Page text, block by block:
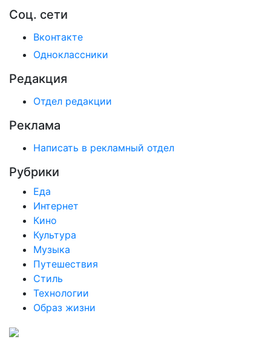
Соц. сети
Вконтакте
Одноклассники
Редакция
Отдел редакции
Реклама
Написать в рекламный отдел
Рубрики
Еда
Интернет
Кино
Культура
Музыка
Путешествия
Стиль
Технологии
Образ жизни